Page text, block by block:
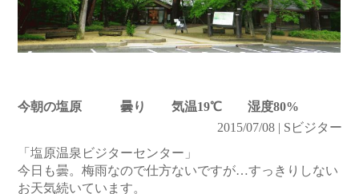
今朝の塩原 曇り 気温19℃ 湿度80%
2015/07/08 | Sビジター
「塩原温泉ビジターセンター」
今日も曇。梅雨なので仕方ないですが…すっきりしない
お天気続いています。